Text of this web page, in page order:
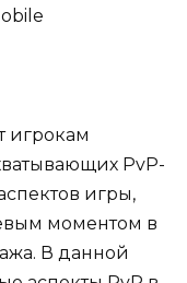
игрокам
PvP-
игры,
моментом в
В данной